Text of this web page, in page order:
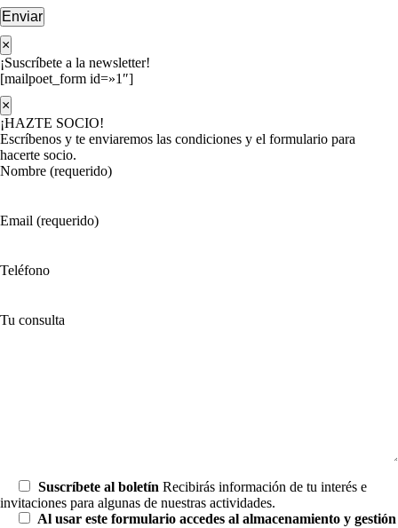
Enviar
×
¡Suscríbete a la newsletter!
[mailpoet_form id=»1″]
×
¡HAZTE SOCIO!
Escríbenos y te enviaremos las condiciones y el formulario para
hacerte socio.
Nombre (requerido)
Email (requerido)
Teléfono
Tu consulta
Suscríbete al boletín Recibirás información de tu interés e
invitaciones para algunas de nuestras actividades.
Al usar este formulario accedes al almacenamiento y gestión